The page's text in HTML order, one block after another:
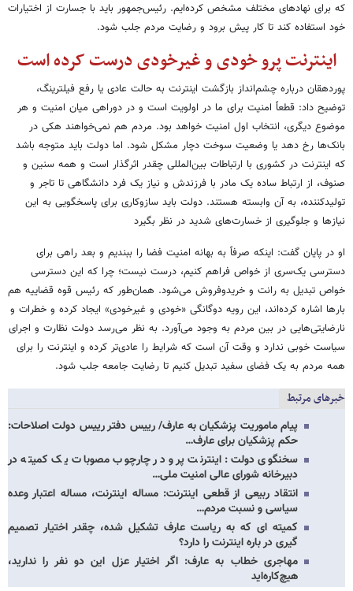
که برای نهادهای مختلف مشخص کرده‌ایم. رئیس‌جمهور باید با جسارت از اختیارات
خود استفاده کند تا کار پیش برود و رضایت مردم جلب شود.
اینترنت پرو خودی و غیرخودی درست کرده است
پوردهقان درباره چشم‌انداز بازگشت اینترنت به حالت عادی یا رفع فیلترینگ،
توضیح داد: قطعاً امنیت برای ما در اولویت است و در دوراهی میان امنیت و هر
موضوع دیگری، انتخاب اول امنیت خواهد بود. مردم هم نمی‌خواهند هکی در
بانک‌ها رخ دهد یا وضعیت سوخت دچار مشکل شود. اما دولت باید متوجه باشد
که اینترنت در کشوری با ارتباطات بین‌المللی چقدر اثرگذار است و همه سنین و
صنوف، از ارتباط ساده یک مادر با فرزندش و نیاز یک فرد دانشگاهی تا تاجر و
تولیدکننده، به آن وابسته هستند. دولت باید سازوکاری برای پاسخگویی به این
نیازها و جلوگیری از خسارت‌های شدید در نظر بگیرد
او در پایان گفت: اینکه صرفاً به بهانه امنیت فضا را ببندیم و بعد راهی برای
دسترسی یک‌سری از خواص فراهم کنیم، درست نیست؛ چرا که این دسترسی
خواص تبدیل به رانت و خریدوفروش می‌شود. همان‌طور که رئیس قوه قضاییه هم
بارها اشاره کرده‌اند، این رویه دوگانگی «خودی و غیرخودی» ایجاد کرده و خطرات و
نارضایتی‌هایی در بین مردم به وجود می‌آورد. به نظر می‌رسد دولت نظارت و اجرای
سیاست خوبی ندارد و وقت آن است که شرایط را عادی‌تر کرده و اینترنت را برای
همه مردم به یک فضای سفید تبدیل کنیم تا رضایت جامعه جلب شود.
خبرهای مرتبط
پیام ماموریت پزشکیان به عارف/ رییس دفتر رییس دولت اصلاحات:
حکم پزشکیان برای عارف…
سخنگوی دولت: اینترنت پرو در چارچوب مصوبات یک کمیته در
دبیرخانه شورای عالی امنیت ملی…
انتقاد ربیعی از قطعی اینترنت: مساله اینترنت، مساله اعتبار وعده
سیاسی و نسبت مردم…
کمیته ای که به ریاست عارف تشکیل شده، چقدر اختیار تصمیم
گیری در باره اینترنت را دارد؟
مهاجری خطاب به عارف: اگر اختیار عزل این دو نفر را ندارید،
هیچ‌کاره‌اید